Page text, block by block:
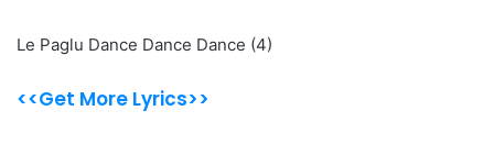
Le Paglu Dance Dance Dance (4)
<<Get More Lyrics>>